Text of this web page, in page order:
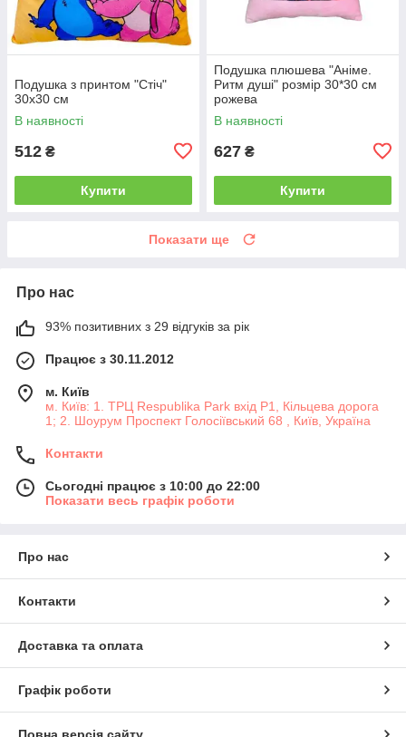
Подушка з принтом "Стіч"
30х30 см
В наявності
512 ₴
Купити
Подушка плюшева "Аніме.
Ритм душі" розмір 30*30 см
рожева
В наявності
627 ₴
Купити
Показати ще
Про нас
93% позитивних з 29 відгуків за рік
Працює з 30.11.2012
м. Київ
м. Київ: 1. ТРЦ Respublika Park вхід P1, Кільцева дорога
1; 2. Шоурум Проспект Голосіївський 68 , Київ, Україна
Контакти
Сьогодні працює з 10:00 до 22:00
Показати весь графік роботи
Про нас
Контакти
Доставка та оплата
Графік роботи